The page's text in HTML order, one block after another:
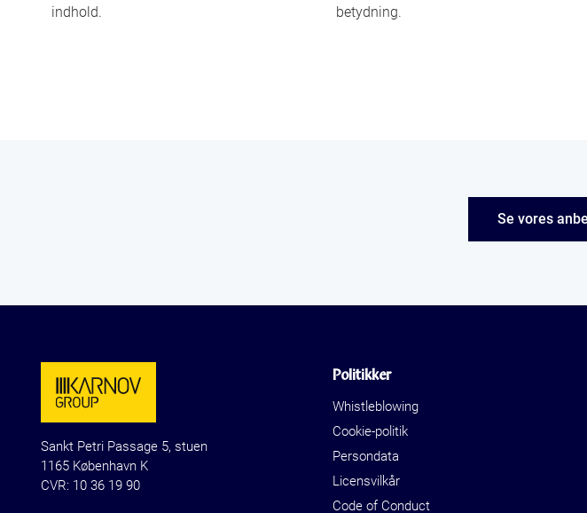
indhold.
betydning.
Se vores
Sankt Petri Passage 5, stuen
1165 København K
CVR: 10 36 19 90
Politikker
Whistleblowing
Cookie-politik
Persondata
Licensvilkår
Code of Conduct